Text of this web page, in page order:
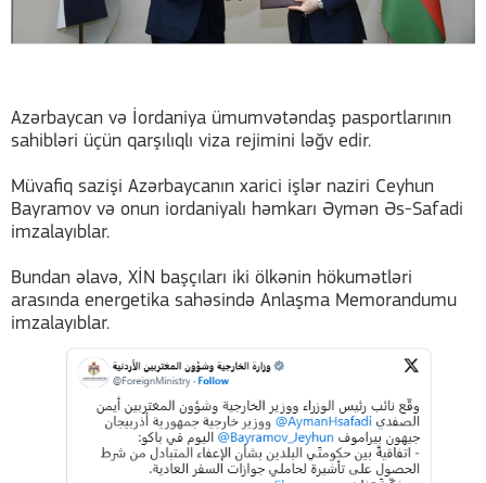
Azərbaycan və İordaniya ümumvətəndaş pasportlarının
sahibləri üçün qarşılıqlı viza rejimini ləğv edir.
Müvafiq sazişi Azərbaycanın xarici işlər naziri Ceyhun
Bayramov və onun iordaniyalı həmkarı Əymən Əs-Safadi
imzalayıblar.
Bundan əlavə, XİN başçıları iki ölkənin hökumətləri
arasında energetika sahəsində Anlaşma Memorandumu
imzalayıblar.